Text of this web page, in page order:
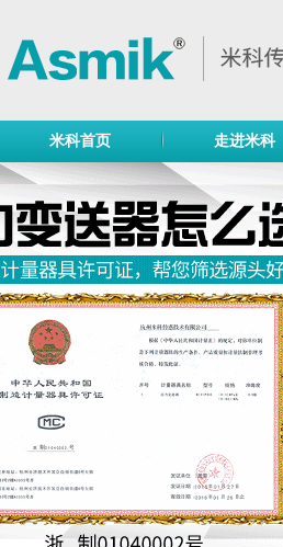
米科首页 走进米科